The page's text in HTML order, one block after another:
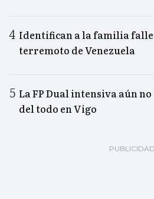
Identifican a la familia
terremoto de Venezuela
La FP Dual intensiva aún no
del todo en Vigo